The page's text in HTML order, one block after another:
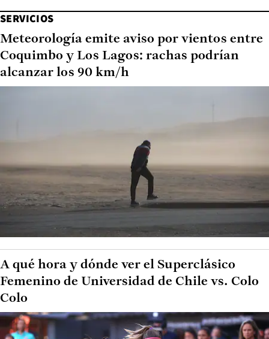
SERVICIOS
Meteorología emite aviso por vientos entre
Coquimbo y Los Lagos: rachas podrían
alcanzar los 90 km/h
A qué hora y dónde ver el Superclásico
Femenino de Universidad de Chile vs. Colo
Colo